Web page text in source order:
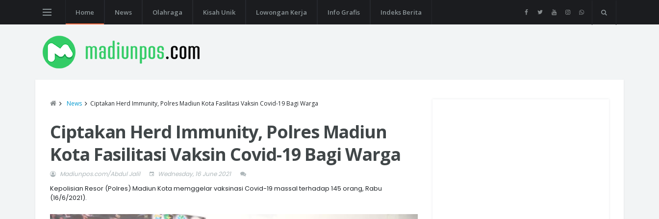
Home News Olahraga Kisah Unik Lowongan Kerja Info Grafis Indeks Berita
News Ciptakan Herd Immunity, Polres Madiun Kota Fasilitasi Vaksin Covid-19 Bagi Warga
Ciptakan Herd Immunity, Polres Madiun
Kota Fasilitasi Vaksin Covid-19 Bagi Warga
Madiunpos.com/Abdul Jalil Wednesday, 16 June 2021
Kepolisian Resor (Polres) Madiun Kota memggelar vaksinasi Covid-19 massal terhadap 145 orang, Rabu
(16/6/2021).